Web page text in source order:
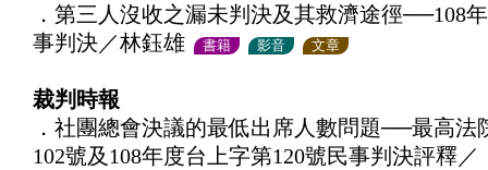
．第三人沒收之漏未判決及其救濟途徑──108
事判決／林鈺雄
書籍 影音 文章
裁判時報
．社團總會決議的最低出席人數問題──最高法
102號及108年度台上字第120號民事判決評釋／